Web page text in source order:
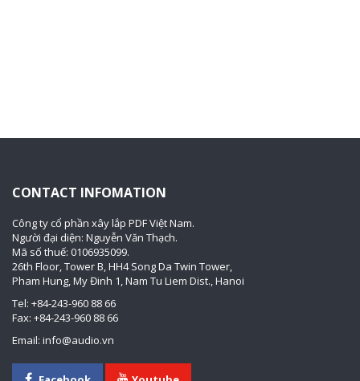
CONTACT INFOMATION
Công ty cổ phần xây lắp PDF Việt Nam.
Người đại diện: Nguyễn Văn Thạch.
Mã số thuế: 0106935099.
26th Floor, Tower B, HH4 Song Da Twin Tower,
Pham Hung, My Đinh 1, Nam Tu Liem Dist., Hanoi
Tel: +84-243-960 88 66
Fax: +84-243-960 88 66
Email: info@audio.vn